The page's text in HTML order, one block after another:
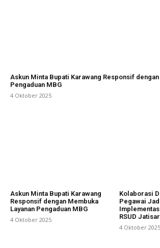
Askun Minta Bupati Karawang Responsif
Pengaduan MBG
4 Oktober 2025
Askun Minta Bupati Karawang
Responsif dengan Membuka
Layanan Pengaduan MBG
4 Oktober 2025
Kolaborasi
Pegawai
RSUD
4 Oktober 2025